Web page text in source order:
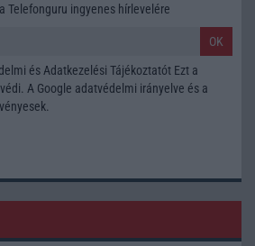
Telefonguru ingyenes hírlevelére
OK
és Adatkezelési Tájékoztatót Ezt a
A Google adatvédelmi irányelve és a